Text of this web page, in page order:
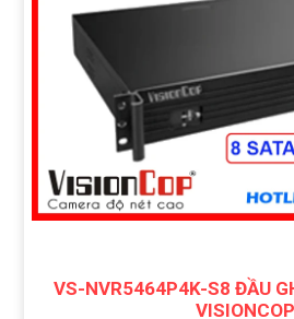
VS-NVR5464P4K-S8 ĐẦU
VISIONCOP